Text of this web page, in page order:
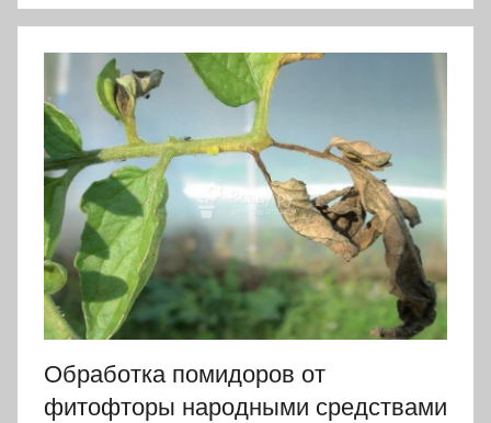
Обработка помидоров от
фитофторы народными средствами